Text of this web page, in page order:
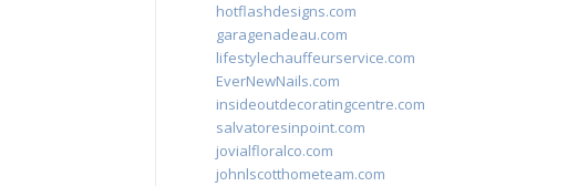
hotflashdesigns.com
garagenadeau.com
lifestylechauffeurservice.com
EverNewNails.com
insideoutdecoratingcentre.com
salvatoresinpoint.com
jovialfloralco.com
johnlscotthometeam.com